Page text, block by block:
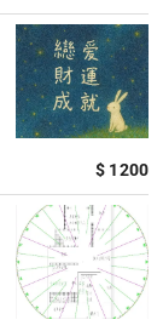
$ 1200